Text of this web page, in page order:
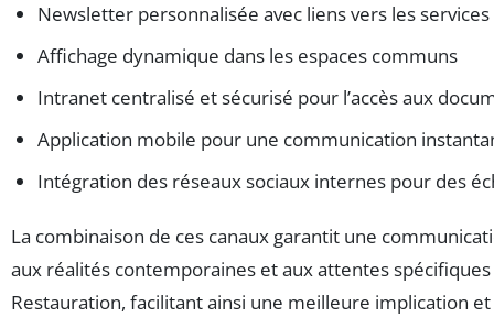
Newsletter personnalisée avec liens vers les services
Affichage dynamique dans les espaces communs
Intranet centralisé et sécurisé pour l’accès aux
Application mobile pour une communication
Intégration des réseaux sociaux internes pour des
La combinaison de ces canaux garantit une
aux réalités contemporaines et aux attentes spécifiques
Restauration, facilitant ainsi une meilleure implication